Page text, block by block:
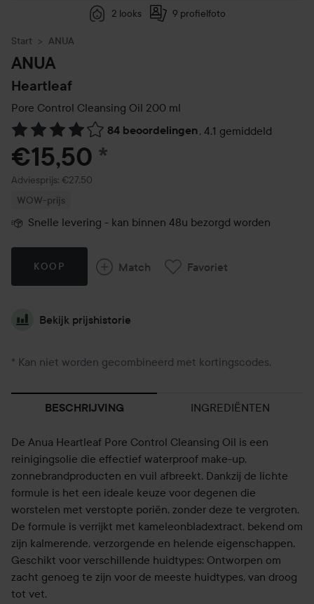
2 looks 9 profielfoto
Start ANUA
ANUA
Heartleaf
Pore Control Cleansing Oil 200 ml
84 beoordelingen, 4.1 gemiddeld
Ga naar Reviews & reacties
€15,50 *
Adviesprijs: €27,50
Aanbevolen prijs €27,50
WOW-prijs
Snelle levering - kan binnen 48u bezorgd worden
KOOP Match Favoriet
Bekijk prijshistorie
* Kan niet worden gecombineerd met kortingscodes.
BESCHRIJVING INGREDIËNTEN
De Anua Heartleaf Pore Control Cleansing Oil is een
reinigingsolie die effectief waterproof make-up,
zonnebrandproducten en vuil afbreekt. Dankzij de lichte
formule is het een ideale keuze voor degenen die
worstelen met verstopte poriën, zonder deze te vergroten.
De formule is verrijkt met kameleonbladextract, bekend om
zijn kalmerende, verzorgende en helende eigenschappen.
Geschikt voor verschillende huidtypes: Ontworpen om
zacht genoeg te zijn voor de meeste huidtypes, van droog
tot vet.